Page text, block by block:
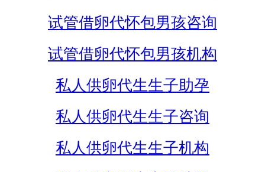
试管借卵代怀包男孩咨询
试管借卵代怀包男孩机构
私人供卵代生生子助孕
私人供卵代生生子咨询
私人供卵代生生子机构